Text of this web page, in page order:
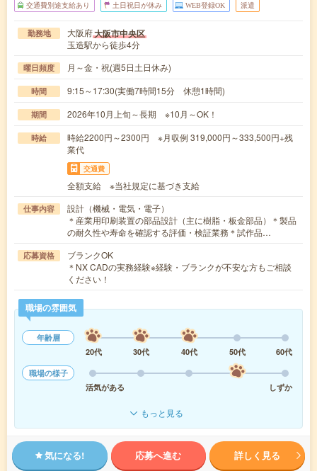
交通費別途支給あり 土日祝日が休み WEB登録OK 派遣
勤務地 大阪府大阪市中央区
玉造駅から徒歩4分
曜日頻度 月～金・祝(週5日土日休み)
時間 9:15～17:30(実働7時間15分 休憩1時間)
期間 2026年10月上旬～長期 ※10月～OK！
時給
時給2200円～2300円 ※月収例 319,000円～333,500円+残
業代
交通費
全額支給 ※当社規定に基づき支給
仕事内容
設計（機械・電気・電子）
＊産業用印刷装置の部品設計（主に樹脂・板金部品）＊製品
の耐久性や寿命を確認する評価・検証業務＊試作品…
応募資格
ブランクOK
＊NX CADの実務経験※経験・ブランクが不安な方もご相談
ください！
職場の雰囲気
年齢層
20代
30代 40代 50代
60代
職場の様子
活気がある
しずか
もっと見る
気になる! 応募へ進む 詳しく見る